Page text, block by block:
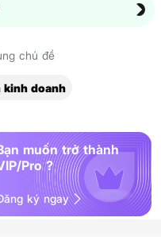
chủ đề
kinh doanh
muốn trở thành
Pro ?
ký ngay